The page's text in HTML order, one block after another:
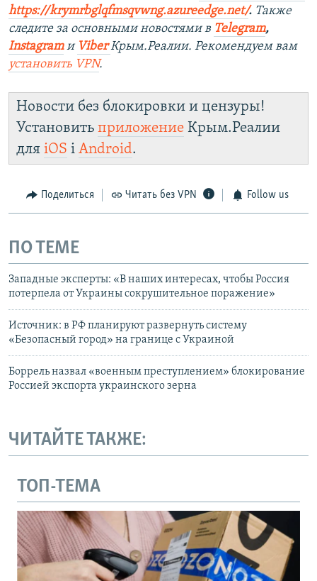
https://krymrbglqfmsqvwng.azureedge.net/. Также
следите за основными новостями в Telegram,
Instagram и ViberКрым.Реалии. Рекомендуем вам
установить VPN.
Новости без блокировки и цензуры!
Установить приложение Крым.Реалии
для iOS і Android.
Поделиться Читать без VPN Follow us
ПО ТЕМЕ
Западные эксперты: «В наших интересах, чтобы Россия
потерпела от Украины сокрушительное поражение»
Источник: в РФ планируют развернуть систему
«Безопасный город» на границе с Украиной
Боррель назвал «военным преступлением» блокирование
Россией экспорта украинского зерна
ЧИТАЙТЕ ТАКЖЕ:
ТОП-ТЕМА